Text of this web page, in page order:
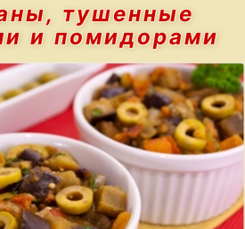
тушенные
и помидорами